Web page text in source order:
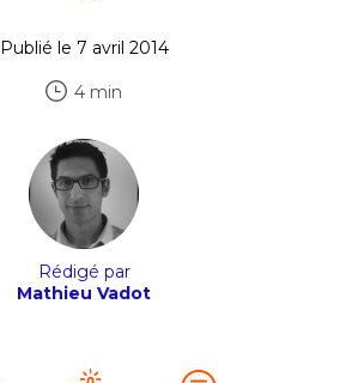
Publié le 7 avril 2014
4 min
Rédigé par
Mathieu Vadot